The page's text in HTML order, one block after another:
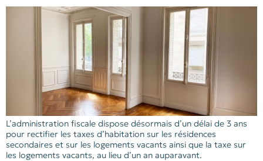
L’administration fiscale dispose désormais d’un délai de 3 ans
pour rectifier les taxes d’habitation sur les résidences
secondaires et sur les logements vacants ainsi que la taxe sur
les logements vacants, au lieu d’un an auparavant.